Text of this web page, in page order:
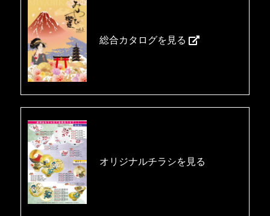
総合カタログを見る
オリジナルチラシを見る